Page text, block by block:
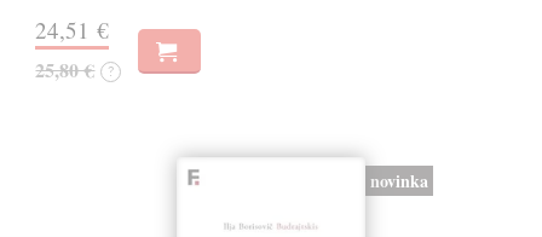
24,51 €
25,80 € ?
novinka